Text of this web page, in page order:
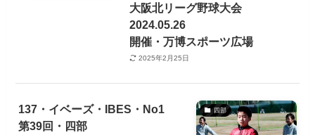
大阪北リーグ野球大会
2024.05.26
開催・万博スポーツ広場
2025年2月25日
四部
137・イベーズ・IBES・No1
第39回・四部